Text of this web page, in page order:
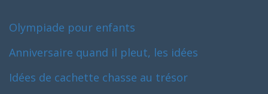
Olympiade pour enfants
Anniversaire quand il pleut, les idées
Idées de cachette chasse au trésor